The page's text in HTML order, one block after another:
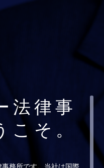
法律事
そ。